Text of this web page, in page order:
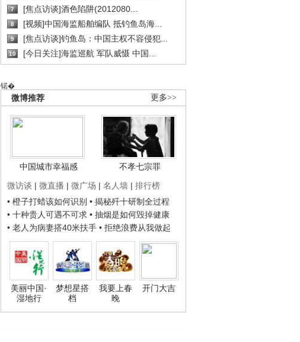
7 [焦点访谈]酒色陷阱(2012080...
8 [视频]中国海监船舶编队 抵钓鱼岛海...
9 [焦点访谈]钓鱼岛：中国主权不容侵犯...
10 [今日关注]海监巡航 军队威慑 中国...
锘�
更多>>
微博推荐
中国城市幸福感
不孝七宗罪
微访谈 | 微直播 | 微广场 | 名人墙 | 排行榜
• 橙子打蜡该如何识别 • 揭秘歼十研制全过程
• 十种贵人可遇不可求 • 抽烟是如何毁掉健康
• 老人为病妻搭40米扶手 • 拒绝浪费从我做起
美丽中国·
湿地行
梦想星搭
档
我要上春
晚
开门大吉